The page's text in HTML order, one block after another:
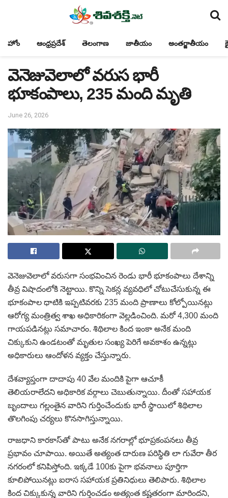
హోం ఆంధ్రప్రదేశ్ తెలంగాణ జాతీయం అంతర్జాతీయం
వెనెజువెలాలో వరుస భారీ
భూకంపాలు, 235 మంది మృతి
June 26, 2026
వెనెజువెలాలో వరుసగా సంభవించిన రెండు భారీ భూకంపాలు దేశాన్ని
తీవ్ర విషాదంలోకి నెట్టాయి. కొన్ని సెకన్ల వ్యవధిలో చోటుచేసుకున్న ఈ
భూకంపాల ధాటికి ఇప్పటివరకు 235 మంది ప్రాణాలు కోల్పోయినట్లు
ఆరోగ్య మంత్రిత్వ శాఖ అధికారికంగా వెల్లడించింది. మరో 4,300 మంది
గాయపడినట్లు సమాచారం. శిథిలాల కింద ఇంకా అనేక మంది
చిక్కుకుని ఉండటంతో మృతుల సంఖ్య పెరిగే అవకాశం ఉన్నట్లు
అధికారులు ఆందోళన వ్యక్తం చేస్తున్నారు.
దేశవ్యాప్తంగా దాదాపు 40 వేల మందికి పైగా ఆచూకీ
తెలియరాలేదని అధికారిక వర్గాలు చెబుతున్నాయి. దీంతో సహాయక
బృందాలు గల్లంతైన వారిని గుర్తించేందుకు భారీ స్థాయిలో శిథిలాల
తొలగింపు చర్యలు కొనసాగిస్తున్నాయి.
రాజధాని కారకాస్‌తో పాటు అనేక నగరాల్లో భూప్రకంపనలు తీవ్ర
ప్రభావం చూపాయి. అయితే అత్యంత దారుణ పరిస్థితి లా గువేరా తీర
నగరంలో కనిపిస్తోంది. ఇక్కడే 100కు పైగా భవనాలు పూర్తిగా
కూలిపోయినట్లు ఐరాస సహాయక ప్రతినిధులు తెలిపారు. శిథిలాల
కింద చిక్కుకున్న వారిని గుర్తించడం అత్యంత కష్టతరంగా మారిందని,